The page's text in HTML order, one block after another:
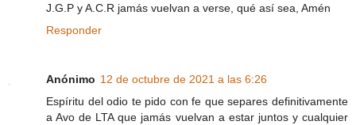
J.G.P y A.C.R jamás vuelvan a verse, qué así sea, Amén
Responder
Anónimo 12 de octubre de 2021 a las 6:26
Espíritu del odio te pido con fe que separes definitivamente
a Avo de LTA que jamás vuelvan a estar juntos y cualquier